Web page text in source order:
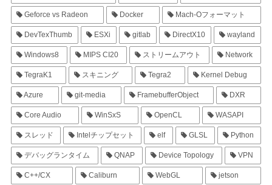
Geforce vs Radeon Docker Mach-Oフォーマット
DevTexThumb ESXi gitlab DirectX10 wayland
Windows8 MIPS CI20 ストリームアウト Network
TegraK1 スキニング Tegra2 Kernel Debug
Azure git-media FramebufferObject DXR
Core Audio WinSxS OpenCL WASAPI
スレッド Intelチップセット elf GLSL Python
デバッグランタイム QNAP Device Topology VPN
C++/CX Caliburn WebGL jetson